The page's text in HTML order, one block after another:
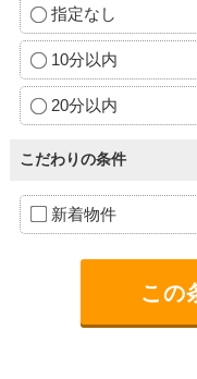
指定なし
10分以内
20分以内
こだわりの条件
新着物件